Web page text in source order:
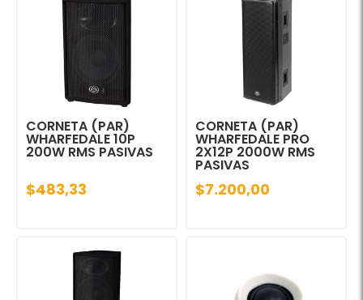
CORNETA (PAR)
WHARFEDALE 10P
200W RMS PASIVAS
$483,33
CORNETA (PAR)
WHARFEDALE PRO
2X12P 2000W RMS
PASIVAS
$7.200,00